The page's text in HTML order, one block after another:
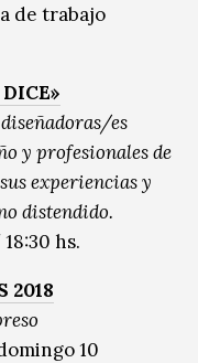
de trabajo
es
y profesionales de
experiencias y
distendido.
hs.
2018
10